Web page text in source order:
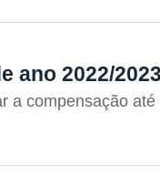
ano 2022/2023
a compensação